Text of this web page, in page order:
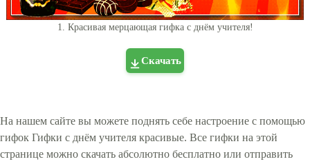
1. Красивая мерцающая гифка с днём учителя!
Скачать
На нашем сайте вы можете поднять себе настроение с помощью
гифок Гифки с днём учителя красивые. Все гифки на этой
странице можно скачать абсолютно бесплатно или отправить